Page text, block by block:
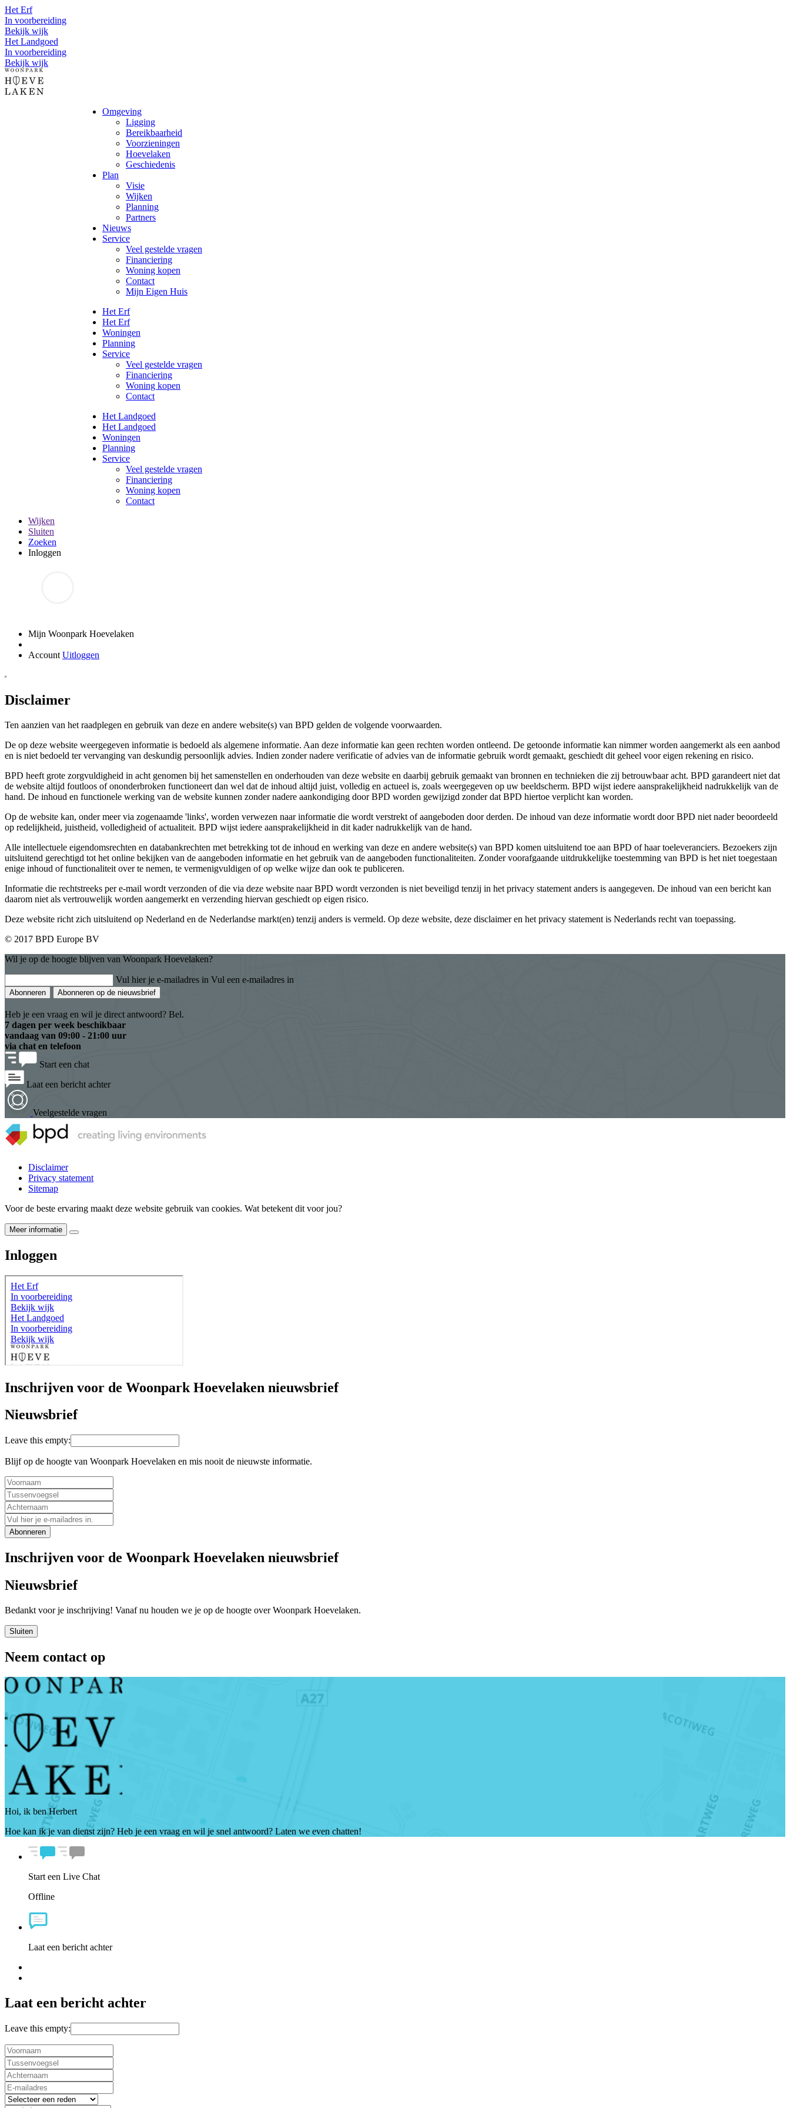
Het Erf
In voorbereiding
Bekijk wijk
Het Landgoed
In voorbereiding
Bekijk wijk
Omgeving
Ligging
Bereikbaarheid
Voorzieningen
Hoevelaken
Geschiedenis
Plan
Visie
Wijken
Planning
Partners
Nieuws
Service
Veel gestelde vragen
Financiering
Woning kopen
Contact
Mijn Eigen Huis
Het Erf
Het Erf
Woningen
Planning
Service
Veel gestelde vragen
Financiering
Woning kopen
Contact
Het Landgoed
Het Landgoed
Woningen
Planning
Service
Veel gestelde vragen
Financiering
Woning kopen
Contact
Wijken
Sluiten
Zoeken
Inloggen
Mijn Woonpark Hoevelaken
Account Uitloggen
Disclaimer
Ten aanzien van het raadplegen en gebruik van deze en andere website(s) van BPD gelden de volgende voorwaarden.
De op deze website weergegeven informatie is bedoeld als algemene informatie. Aan deze informatie kan geen rechten worden ontleend. De getoonde informatie kan nimmer worden aangemerkt als een aanbod
en is niet bedoeld ter vervanging van deskundig persoonlijk advies. Indien zonder nadere verificatie of advies van de informatie gebruik wordt gemaakt, geschiedt dit geheel voor eigen rekening en risico.
BPD heeft grote zorgvuldigheid in acht genomen bij het samenstellen en onderhouden van deze website en daarbij gebruik gemaakt van bronnen en technieken die zij betrouwbaar acht. BPD garandeert niet dat
de website altijd foutloos of ononderbroken functioneert dan wel dat de inhoud altijd juist, volledig en actueel is, zoals weergegeven op uw beeldscherm. BPD wijst iedere aansprakelijkheid nadrukkelijk van de
hand. De inhoud en functionele werking van de website kunnen zonder nadere aankondiging door BPD worden gewijzigd zonder dat BPD hiertoe verplicht kan worden.
Op de website kan, onder meer via zogenaamde 'links', worden verwezen naar informatie die wordt verstrekt of aangeboden door derden. De inhoud van deze informatie wordt door BPD niet nader beoordeeld
op redelijkheid, juistheid, volledigheid of actualiteit. BPD wijst iedere aansprakelijkheid in dit kader nadrukkelijk van de hand.
Alle intellectuele eigendomsrechten en databankrechten met betrekking tot de inhoud en werking van deze en andere website(s) van BPD komen uitsluitend toe aan BPD of haar toeleveranciers. Bezoekers zijn
uitsluitend gerechtigd tot het online bekijken van de aangeboden informatie en het gebruik van de aangeboden functionaliteiten. Zonder voorafgaande uitdrukkelijke toestemming van BPD is het niet toegestaan
enige inhoud of functionaliteit over te nemen, te vermenigvuldigen of op welke wijze dan ook te publiceren.
Informatie die rechtstreeks per e-mail wordt verzonden of die via deze website naar BPD wordt verzonden is niet beveiligd tenzij in het privacy statement anders is aangegeven. De inhoud van een bericht kan
daarom niet als vertrouwelijk worden aangemerkt en verzending hiervan geschiedt op eigen risico.
Deze website richt zich uitsluitend op Nederland en de Nederlandse markt(en) tenzij anders is vermeld. Op deze website, deze disclaimer en het privacy statement is Nederlands recht van toepassing.
© 2017 BPD Europe BV
Wil je op de hoogte blijven van Woonpark Hoevelaken?
Vul hier je e-mailadres in Vul een e-mailadres in
Abonneren Abonneren op de nieuwsbrief
Heb je een vraag en wil je direct antwoord? Bel.
7 dagen per week beschikbaar
vandaag van 09:00 - 21:00 uur
via chat en telefoon
Start een chat
Laat een bericht achter
Veelgestelde vragen
Disclaimer
Privacy statement
Sitemap
Voor de beste ervaring maakt deze website gebruik van cookies. Wat betekent dit voor jou?
Meer informatie
Inloggen
Inschrijven voor de Woonpark Hoevelaken nieuwsbrief
Nieuwsbrief
Leave this empty:
Blijf op de hoogte van Woonpark Hoevelaken en mis nooit de nieuwste informatie.
Abonneren
Inschrijven voor de Woonpark Hoevelaken nieuwsbrief
Nieuwsbrief
Bedankt voor je inschrijving! Vanaf nu houden we je op de hoogte over Woonpark Hoevelaken.
Sluiten
Neem contact op
Hoi, ik ben Herbert
Hoe kan ik je van dienst zijn? Heb je een vraag en wil je snel antwoord? Laten we even chatten!
Start een Live Chat
Offline
Laat een bericht achter
Laat een bericht achter
Leave this empty: